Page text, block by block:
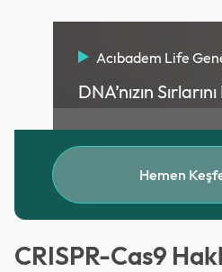
Acıbadem Life
DNA’nızın
Hemen
CRISPR-Cas9